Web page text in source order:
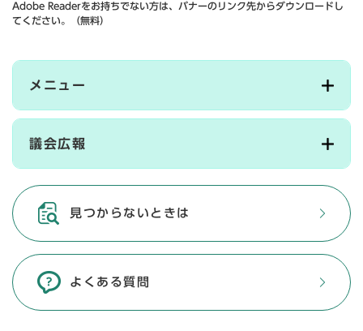
Adobe Readerをお持ちでない方は、バナーのリンク先からダウンロードし
てください。（無料）
メニュー
議会広報
見つからないときは
よくある質問